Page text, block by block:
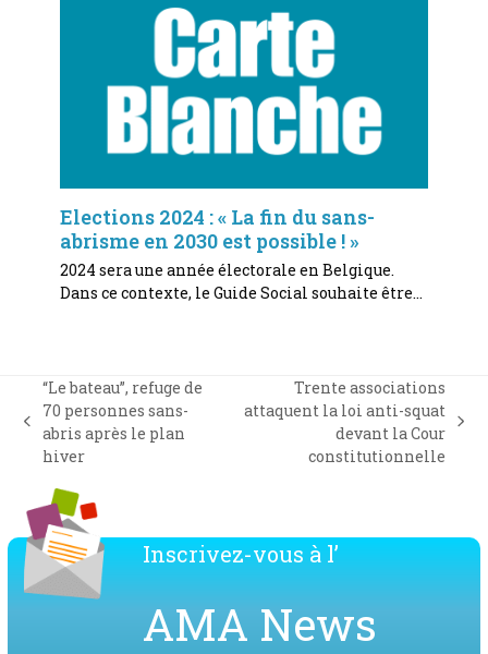
Elections 2024 : « La fin du sans-
abrisme en 2030 est possible ! »
2024 sera une année électorale en Belgique.
Dans ce contexte, le Guide Social souhaite être…
previous
post:
“Le bateau”, refuge de
70 personnes sans-
abris après le plan
hiver
Trente associations
attaquent la loi anti-squat
devant la Cour
constitutionnelle
Inscrivez-vous à l’
AMA News